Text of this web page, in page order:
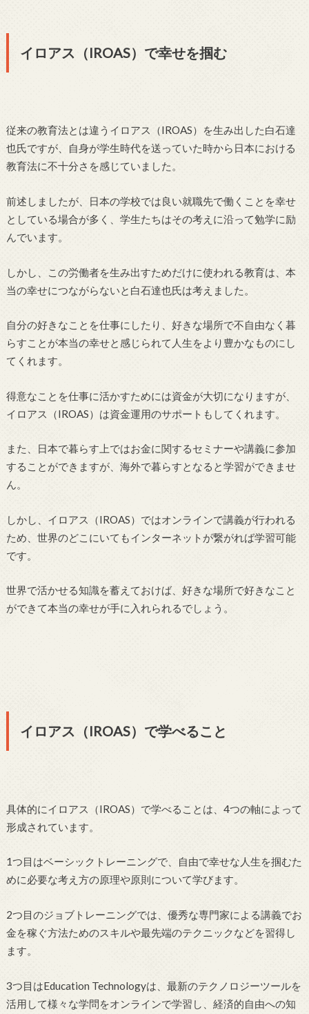
イロアス（IROAS）で幸せを掴む
従来の教育法とは違うイロアス（IROAS）を生み出した白石達
也氏ですが、自身が学生時代を送っていた時から日本における
教育法に不十分さを感じていました。
前述しましたが、日本の学校では良い就職先で働くことを幸せ
としている場合が多く、学生たちはその考えに沿って勉学に励
んでいます。
しかし、この労働者を生み出すためだけに使われる教育は、本
当の幸せにつながらないと白石達也氏は考えました。
自分の好きなことを仕事にしたり、好きな場所で不自由なく暮
らすことが本当の幸せと感じられて人生をより豊かなものにし
てくれます。
得意なことを仕事に活かすためには資金が大切になりますが、
イロアス（IROAS）は資金運用のサポートもしてくれます。
また、日本で暮らす上ではお金に関するセミナーや講義に参加
することができますが、海外で暮らすとなると学習ができませ
ん。
しかし、イロアス（IROAS）ではオンラインで講義が行われる
ため、世界のどこにいてもインターネットが繋がれば学習可能
です。
世界で活かせる知識を蓄えておけば、好きな場所で好きなこと
ができて本当の幸せが手に入れられるでしょう。
イロアス（IROAS）で学べること
具体的にイロアス（IROAS）で学べることは、4つの軸によって
形成されています。
1つ目はベーシックトレーニングで、自由で幸せな人生を掴むた
めに必要な考え方の原理や原則について学びます。
2つ目のジョブトレーニングでは、優秀な専門家による講義でお
金を稼ぐ方法ためのスキルや最先端のテクニックなどを習得し
ます。
3つ目はEducation Technologyは、最新のテクノロジーツールを
活用して様々な学問をオンラインで学習し、経済的自由への知